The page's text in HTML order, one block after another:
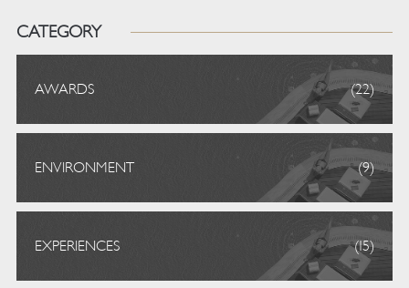
CATEGORY
AWARDS (22)
ENVIRONMENT (9)
EXPERIENCES (15)